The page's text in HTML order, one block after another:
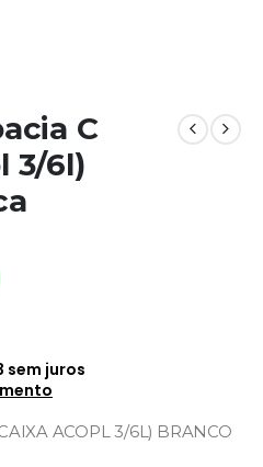
C
3/6l)
sem juros
ACOPL 3/6L) BRANCO